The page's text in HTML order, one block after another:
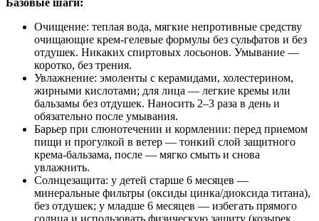
Базовые шаги:
Очищение: теплая вода, мягкие непротивные средству
очищающие крем‑гелевые формулы без сульфатов и без
отдушек. Никаких спиртовых лосьонов. Умывание —
коротко, без трения.
Увлажнение: эмоленты с керамидами, холестерином,
жирными кислотами; для лица — легкие кремы или
бальзамы без отдушек. Наносить 2–3 раза в день и
обязательно после умывания.
Барьер при слюнотечении и кормлении: перед приемом
пищи и прогулкой в ветер — тонкий слой защитного
крема‑бальзама, после — мягко смыть и снова
увлажнить.
Солнцезащита: у детей старше 6 месяцев —
минеральные фильтры (оксиды цинка/диоксида титана),
без отдушек; у младше 6 месяцев — избегать прямого